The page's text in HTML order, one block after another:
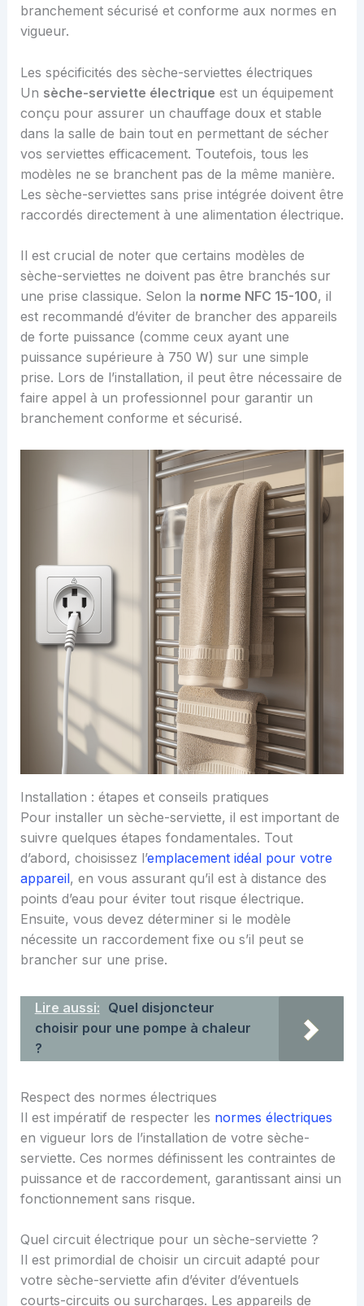
branchement sécurisé et conforme aux normes en
vigueur.
Les spécificités des sèche-serviettes électriques
Un sèche-serviette électrique est un équipement
conçu pour assurer un chauffage doux et stable
dans la salle de bain tout en permettant de sécher
vos serviettes efficacement. Toutefois, tous les
modèles ne se branchent pas de la même manière.
Les sèche-serviettes sans prise intégrée doivent être
raccordés directement à une alimentation électrique.
Il est crucial de noter que certains modèles de
sèche-serviettes ne doivent pas être branchés sur
une prise classique. Selon la norme NFC 15-100, il
est recommandé d’éviter de brancher des appareils
de forte puissance (comme ceux ayant une
puissance supérieure à 750 W) sur une simple
prise. Lors de l’installation, il peut être nécessaire de
faire appel à un professionnel pour garantir un
branchement conforme et sécurisé.
Installation : étapes et conseils pratiques
Pour installer un sèche-serviette, il est important de
suivre quelques étapes fondamentales. Tout
d’abord, choisissez l’emplacement idéal pour votre
appareil, en vous assurant qu’il est à distance des
points d’eau pour éviter tout risque électrique.
Ensuite, vous devez déterminer si le modèle
nécessite un raccordement fixe ou s’il peut se
brancher sur une prise.
Lire aussi: Quel disjoncteur
choisir pour une pompe à chaleur
?
Respect des normes électriques
Il est impératif de respecter les normes électriques
en vigueur lors de l’installation de votre sèche-
serviette. Ces normes définissent les contraintes de
puissance et de raccordement, garantissant ainsi un
fonctionnement sans risque.
Quel circuit électrique pour un sèche-serviette ?
Il est primordial de choisir un circuit adapté pour
votre sèche-serviette afin d’éviter d’éventuels
courts-circuits ou surcharges. Les appareils de